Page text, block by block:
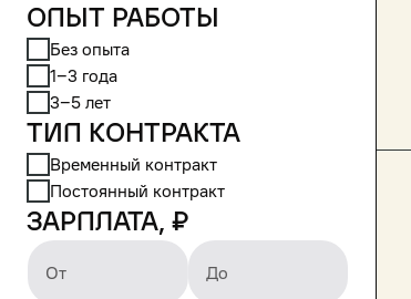
Опыт работы
Без опыта
1‒3 года
3‒5 лет
Тип контракта
Временный контракт
Постоянный контракт
Зарплата, ₽
От До